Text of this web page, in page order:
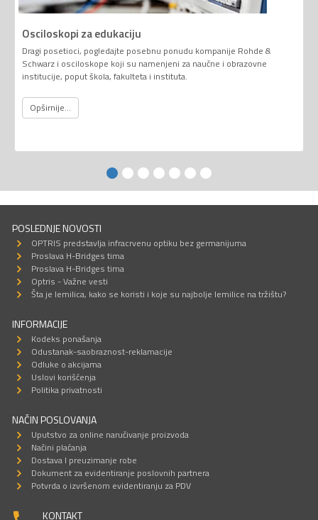
Osciloskopi za edukaciju
Dragi posetioci, pogledajte posebnu ponudu kompanije Rohde &
Schwarz i osciloskope koji su namenjeni za naučne i obrazovne
institucije, poput škola, fakulteta i instituta.
Opširnije...
POSLEDNJE NOVOSTI
OPTRIS predstavlja infracrvenu optiku bez germanijuma
Proslava H-Bridges tima
Proslava H-Bridges tima
Optris - Važne vesti
Šta je lemilica, kako se koristi i koje su najbolje lemilice na tržištu?
INFORMACIJE
Kodeks ponašanja
Odustanak-saobraznost-reklamacije
Odluke o akcijama
Uslovi korišćenja
Politika privatnosti
NAČIN POSLOVANJA
Uputstvo za online naručivanje proizvoda
Načini plaćanja
Dostava I preuzimanje robe
Dokument za evidentiranje poslovnih partnera
Potvrda o izvršenom evidentiranju za PDV
KONTAKT